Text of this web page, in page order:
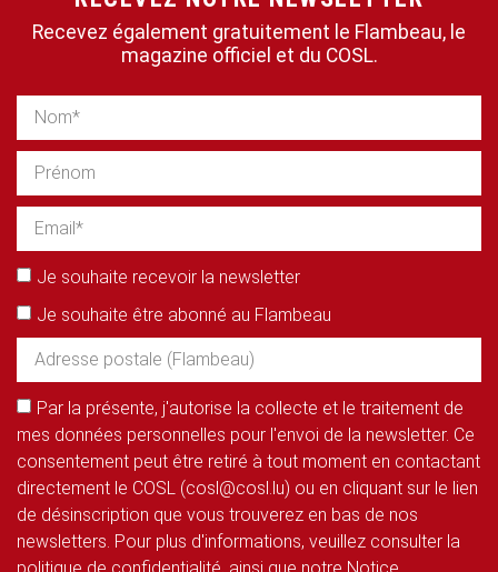
Recevez également gratuitement le Flambeau, le
magazine officiel et du COSL.
Je souhaite recevoir la newsletter
Je souhaite être abonné au Flambeau
Par la présente, j'autorise la collecte et le traitement de
mes données personnelles pour l'envoi de la newsletter. Ce
consentement peut être retiré à tout moment en contactant
directement le COSL (cosl@cosl.lu) ou en cliquant sur le lien
de désinscription que vous trouverez en bas de nos
newsletters. Pour plus d'informations, veuillez consulter la